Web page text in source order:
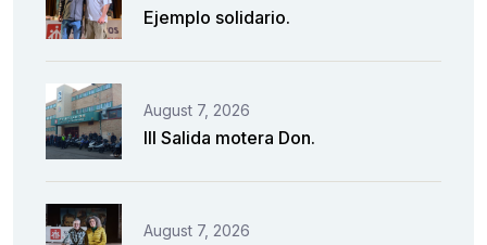
Ejemplo solidario.
August 7, 2026
III Salida motera Don.
August 7, 2026